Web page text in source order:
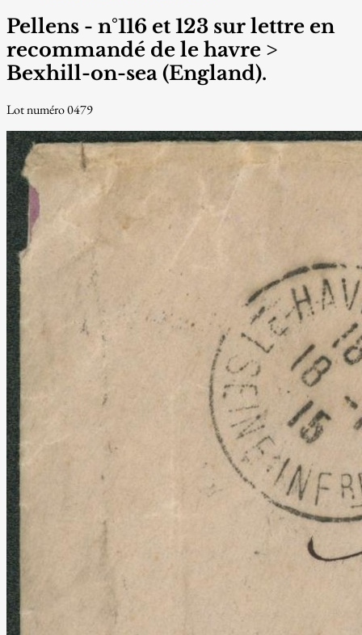
Pellens - n°116 et 123 sur lettre en
recommandé de le havre >
Bexhill-on-sea (England).
Lot numéro 0479